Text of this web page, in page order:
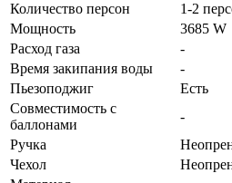
Количество персон
1-2
Мощность
3685 W
Расход газа
-
Время закипания воды
-
Пьезоподжиг
Есть
Совместимость с
баллонами
-
Ручка
Чехол